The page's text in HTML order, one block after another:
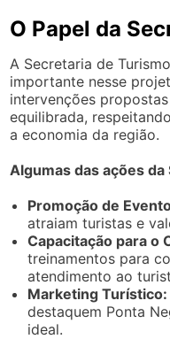
O Papel da
A Secretaria de
importante nesse
intervenções
equilibrada,
a economia da região.
Algumas das ações
Promoção de
atraiam turistas e
Capacitação para o
treinamentos para
atendimento ao
Marketing Turístico:
destaquem Ponta
ideal.